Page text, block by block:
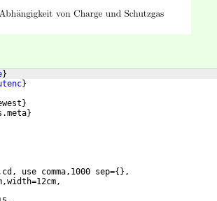
}
}
}
}
use comma,1000 sep=
{ } ,